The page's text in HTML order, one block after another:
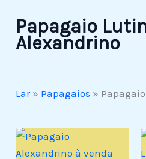
Papagaio
Alexandrino
Lar» Papagaios »